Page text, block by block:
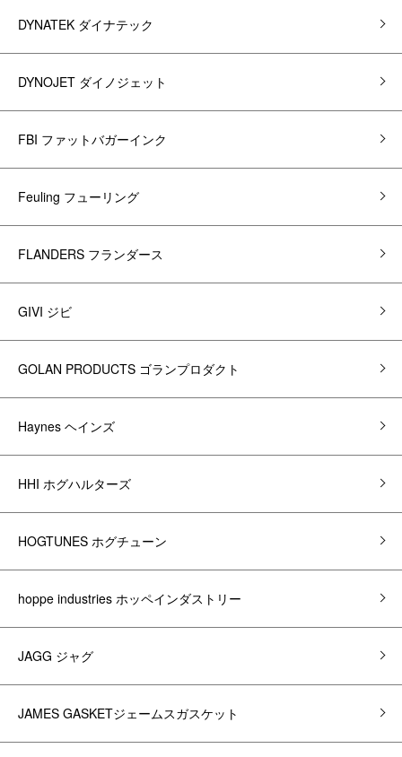
DYNATEK ダイナテック
DYNOJET ダイノジェット
FBI ファットバガーインク
Feuling フューリング
FLANDERS フランダース
GIVI ジビ
GOLAN PRODUCTS ゴランプロダクト
Haynes ヘインズ
HHI ホグハルターズ
HOGTUNES ホグチューン
hoppe industries ホッペインダストリー
JAGG ジャグ
JAMES GASKETジェームスガスケット